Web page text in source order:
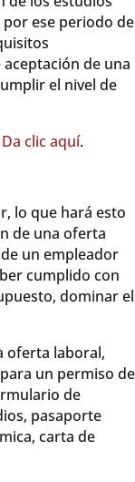
ese periodo de
de una
el nivel de
Da clic aquí.
lo que hará esto
de una oferta
un empleador
cumplido con
dominar el
oferta laboral,
un permiso de
de
pasaporte
carta de